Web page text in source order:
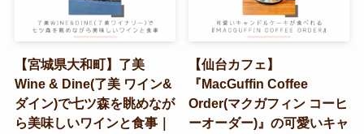
【宮城県大和町】了美
Wine & Dine(了美 ワイン&
ダイン)で七ツ森を眺めなが
ら美味しいワインと食事｜
【仙台カフェ】
『MacGuffin Coffee
Order(マクガフィン コーヒ
ーオーダー)』の可愛いキャ